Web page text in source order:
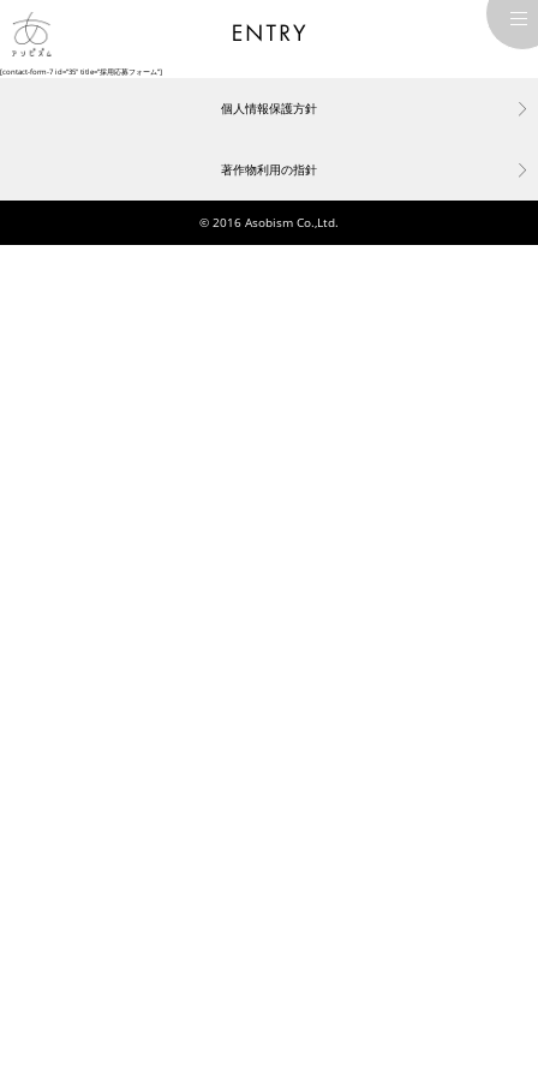
[contact-form-7 id=”35″ title=”採用応募フォーム”]
個人情報保護方針
著作物利用の指針
© 2016 Asobism Co.,Ltd.